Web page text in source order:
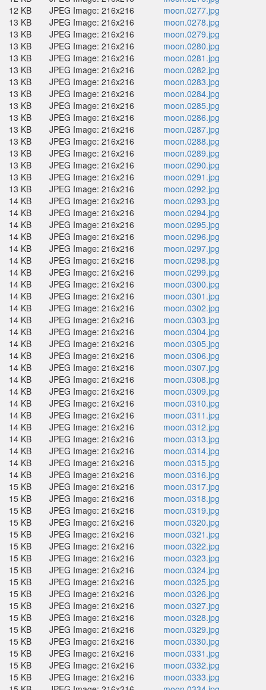
12 KB
JPEG Image: 216x216
moon.0277.jpg
13 KB
JPEG Image: 216x216
moon.0278.jpg
13 KB
JPEG Image: 216x216
moon.0279.jpg
13 KB
JPEG Image: 216x216
moon.0280.jpg
13 KB
JPEG Image: 216x216
moon.0281.jpg
13 KB
JPEG Image: 216x216
moon.0282.jpg
13 KB
JPEG Image: 216x216
moon.0283.jpg
13 KB
JPEG Image: 216x216
moon.0284.jpg
13 KB
JPEG Image: 216x216
moon.0285.jpg
13 KB
JPEG Image: 216x216
moon.0286.jpg
13 KB
JPEG Image: 216x216
moon.0287.jpg
13 KB
JPEG Image: 216x216
moon.0288.jpg
13 KB
JPEG Image: 216x216
moon.0289.jpg
13 KB
JPEG Image: 216x216
moon.0290.jpg
13 KB
JPEG Image: 216x216
moon.0291.jpg
13 KB
JPEG Image: 216x216
moon.0292.jpg
14 KB
JPEG Image: 216x216
moon.0293.jpg
14 KB
JPEG Image: 216x216
moon.0294.jpg
14 KB
JPEG Image: 216x216
moon.0295.jpg
14 KB
JPEG Image: 216x216
moon.0296.jpg
14 KB
JPEG Image: 216x216
moon.0297.jpg
14 KB
JPEG Image: 216x216
moon.0298.jpg
14 KB
JPEG Image: 216x216
moon.0299.jpg
14 KB
JPEG Image: 216x216
moon.0300.jpg
14 KB
JPEG Image: 216x216
moon.0301.jpg
14 KB
JPEG Image: 216x216
moon.0302.jpg
14 KB
JPEG Image: 216x216
moon.0303.jpg
14 KB
JPEG Image: 216x216
moon.0304.jpg
14 KB
JPEG Image: 216x216
moon.0305.jpg
14 KB
JPEG Image: 216x216
moon.0306.jpg
14 KB
JPEG Image: 216x216
moon.0307.jpg
14 KB
JPEG Image: 216x216
moon.0308.jpg
14 KB
JPEG Image: 216x216
moon.0309.jpg
14 KB
JPEG Image: 216x216
moon.0310.jpg
14 KB
JPEG Image: 216x216
moon.0311.jpg
14 KB
JPEG Image: 216x216
moon.0312.jpg
14 KB
JPEG Image: 216x216
moon.0313.jpg
14 KB
JPEG Image: 216x216
moon.0314.jpg
14 KB
JPEG Image: 216x216
moon.0315.jpg
14 KB
JPEG Image: 216x216
moon.0316.jpg
15 KB
JPEG Image: 216x216
moon.0317.jpg
15 KB
JPEG Image: 216x216
moon.0318.jpg
15 KB
JPEG Image: 216x216
moon.0319.jpg
15 KB
JPEG Image: 216x216
moon.0320.jpg
15 KB
JPEG Image: 216x216
moon.0321.jpg
15 KB
JPEG Image: 216x216
moon.0322.jpg
15 KB
JPEG Image: 216x216
moon.0323.jpg
15 KB
JPEG Image: 216x216
moon.0324.jpg
15 KB
JPEG Image: 216x216
moon.0325.jpg
15 KB
JPEG Image: 216x216
moon.0326.jpg
15 KB
JPEG Image: 216x216
moon.0327.jpg
15 KB
JPEG Image: 216x216
moon.0328.jpg
15 KB
JPEG Image: 216x216
moon.0329.jpg
15 KB
JPEG Image: 216x216
moon.0330.jpg
15 KB
JPEG Image: 216x216
moon.0331.jpg
15 KB
JPEG Image: 216x216
moon.0332.jpg
15 KB
JPEG Image: 216x216
moon.0333.jpg